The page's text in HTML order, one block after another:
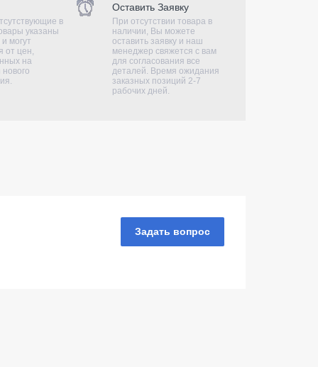
в
указаны
могут
от цен,
на
Оставить Заявку
При отсутствии товара в
наличии, Вы можете
оставить заявку и наш
менеджер свяжется с вам
для согласования все
деталей. Время ожидания
заказных позиций 2-7
рабочих дней.
Задать вопрос